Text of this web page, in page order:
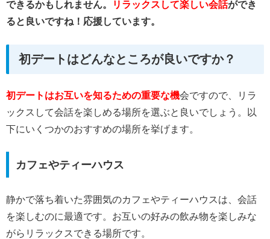
できるかもしれません。
リラックスして楽しい会話ができ
ると良いですね！応援しています。
初デートはどんなところが良いですか？
初デートはお互いを知るための重要な機会ですので、リラ
ックスして会話を楽しめる場所を選ぶと良いでしょう。以
下にいくつかのおすすめの場所を挙げます。
カフェやティーハウス
静かで落ち着いた雰囲気のカフェやティーハウスは、会話
を楽しむのに最適です。お互いの好みの飲み物を楽しみな
がらリラックスできる場所です。